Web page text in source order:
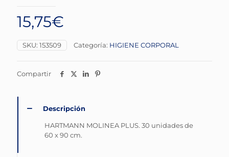
15,75€
SKU: 153509 Categoría: HIGIENE CORPORAL
Compartir
Descripción
HARTMANN MOLINEA PLUS. 30 unidades de
60 x 90 cm.